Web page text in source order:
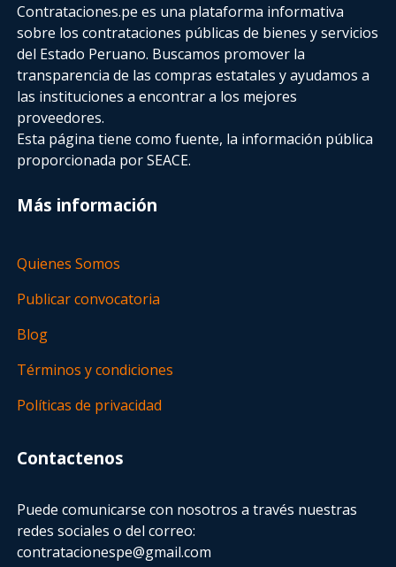
Contrataciones.pe es una plataforma informativa
sobre los contrataciones públicas de bienes y servicios
del Estado Peruano. Buscamos promover la
transparencia de las compras estatalesy ayudamos a
las instituciones a encontrar a los mejores
proveedores.
Esta página tiene como fuente, la información pública
proporcionada por SEACE.
Más información
Quienes Somos
Publicar convocatoria
Blog
Términos y condiciones
Políticas de privacidad
Contactenos
Puede comunicarse con nosotros a través nuestras
redes sociales o del correo:
contratacionespe@gmail.com